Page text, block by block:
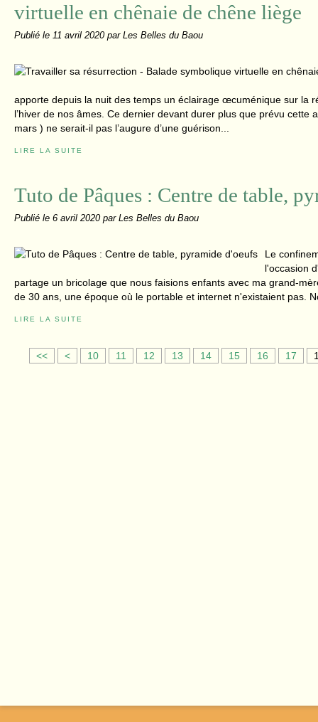
virtuelle en chênaie de chêne liège
Publié le 11 avril 2020 par Les Belles du Baou
apporte depuis la nuit des temps un éclairage œcuménique sur la
l’hiver de nos âmes. Ce dernier devant durer plus que prévu cette
mars ) ne serait-il pas l’augure d’une guérison...
LIRE LA SUITE
Tuto de Pâques : Centre de table,
Publié le 6 avril 2020 par Les Belles du Baou
Le
l'occasion
partage un bricolage que nous faisions enfants avec ma grand-
de 30 ans, une époque où le portable et internet n'existaient pas.
LIRE LA SUITE
<< < 10 11 12 13 14 15 16 17